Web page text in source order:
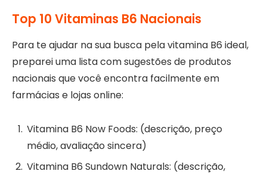
Top 10 Vitaminas B6 Nacionais
Para te ajudar na sua busca pela vitamina B6 ideal,
preparei uma lista com sugestões de produtos
nacionais que você encontra facilmente em
farmácias e lojas online:
Vitamina B6 Now Foods: (descrição, preço
médio, avaliação sincera)
Vitamina B6 Sundown Naturals: (descrição,